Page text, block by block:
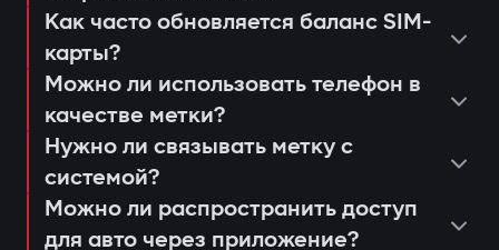
уведомления через приложение
Gazer Car;
дистанционный автозапуск
двигателя;
ведение журнала событий и попыток
доступа;
Защита от «электронной удочки»
Использование цифровой метки с
шифрованием AES128, которую
невозможно продлить или заменить. Это
предотвращает «релейные атаки» даже
просмотреть последние
срабатывания или действия системы;
настроить push-уведомления и
сценарии доступа для членов семьи
или сервисных работников;
получать напоминания о
техобслуживании или обновлении
консультация и подбор оптимальной
системы;
установка и программирование
модулей;
проверка соединения и качества
сигнала 4G LTE;
Как часто обновляется баланс SIM-
карты?
Можно ли использовать телефон в
качестве метки?
Нужно ли связывать метку с
системой?
Можно ли распространить доступ
для авто через приложение?